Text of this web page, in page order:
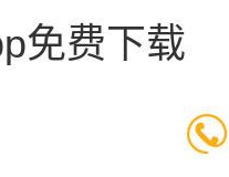
免费下载